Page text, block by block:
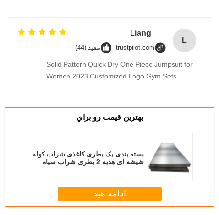
L
Liang
trustpilot.com مفید (44)
Solid Pattern Quick Dry One Piece Jumpsuit for
Women 2023 Customized Logo Gym Sets
بهترين قيمت رو براي
بسته بندی یک بطری کاغذی شراب کوله
شیشه ای هدیه 2 بطری شراب سیاه
ادامه هید